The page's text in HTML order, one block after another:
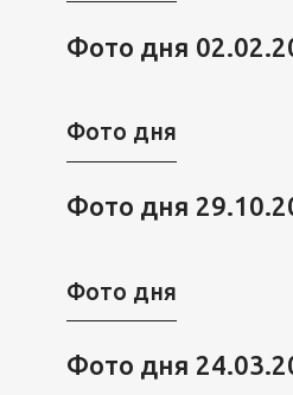
Фото дня
Фото дня
Фото дня
Фото дня
Фото дня